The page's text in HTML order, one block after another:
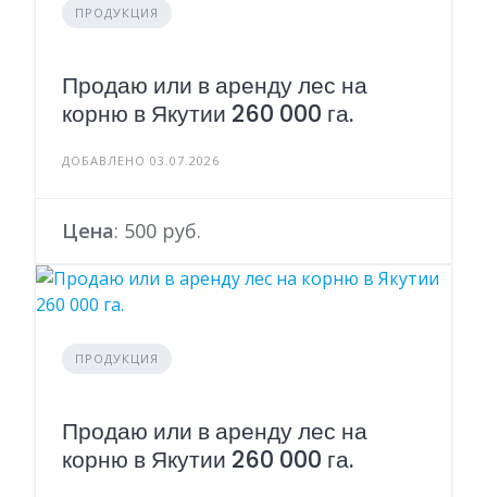
ПРОДУКЦИЯ
Продаю или в аренду лес на
корню в Якутии 260 000 га.
ДОБАВЛЕНО 03.07.2026
Цена: 500 руб.
ПРОДУКЦИЯ
Продаю или в аренду лес на
корню в Якутии 260 000 га.